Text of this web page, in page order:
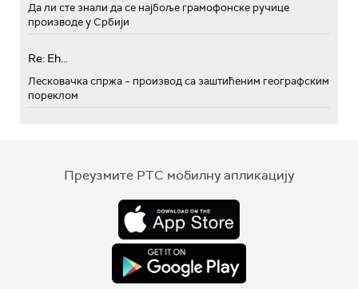
Да ли сте знали да се најбоље грамофонске ручице
производе у Србији
Re: Eh...
Лесковачка спржа – производ са заштићеним географским
пореклом
Преузмите РТС мобилну апликацију